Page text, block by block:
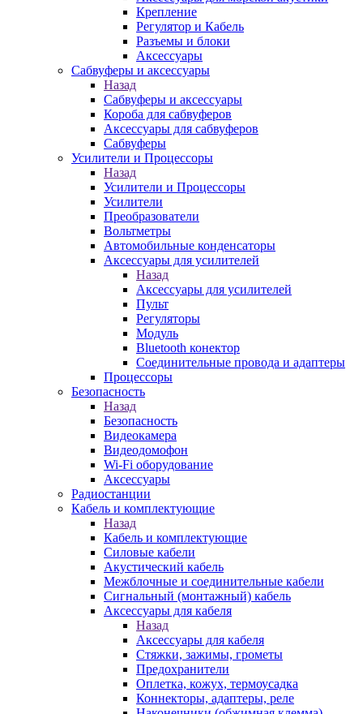
Крепление
Регулятор и Кабель
Разъемы и блоки
Аксессуары
Сабвуферы и аксессуары
Назад
Сабвуферы и аксессуары
Короба для сабвуферов
Аксессуары для сабвуферов
Сабвуферы
Усилители и Процессоры
Назад
Усилители и Процессоры
Усилители
Преобразователи
Вольтметры
Автомобильные конденсаторы
Аксессуары для усилителей
Назад
Аксессуары для усилителей
Пульт
Регуляторы
Модуль
Bluetooth конектор
Соединительные провода и адаптеры
Процессоры
Безопасность
Назад
Безопасность
Видеокамера
Видеодомофон
Wi-Fi оборудование
Аксессуары
Радиостанции
Кабель и комплектующие
Назад
Кабель и комплектующие
Силовые кабели
Акустический кабель
Межблочные и соединительные кабели
Сигнальный (монтажный) кабель
Аксессуары для кабеля
Назад
Аксессуары для кабеля
Стяжки, зажимы, грометы
Предохранители
Оплетка, кожух, термоусадка
Коннекторы, адаптеры, реле